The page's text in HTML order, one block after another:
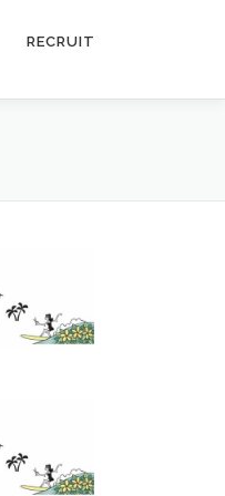
RECRUIT